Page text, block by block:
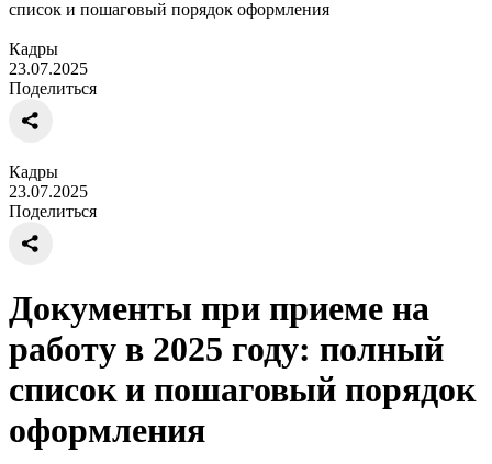
Кадры
23.07.2025
Поделиться
Кадры
23.07.2025
Поделиться
Документы при приеме на
работу в 2025 году: полный
список и пошаговый порядок
оформления